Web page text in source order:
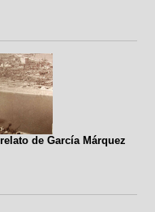
de García Márquez